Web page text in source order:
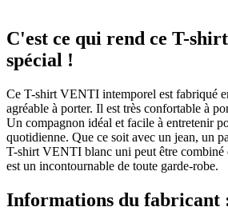
C'est ce qui rend ce T-
spécial !
Ce T-shirt VENTI intemporel est fabriqué
agréable à porter. Il est très confortable à
Un compagnon idéal et facile à entretenir
quotidienne. Que ce soit avec un jean, un
T-shirt VENTI blanc uni peut être combiné
est un incontournable de toute garde-robe.
Informations du fabricant